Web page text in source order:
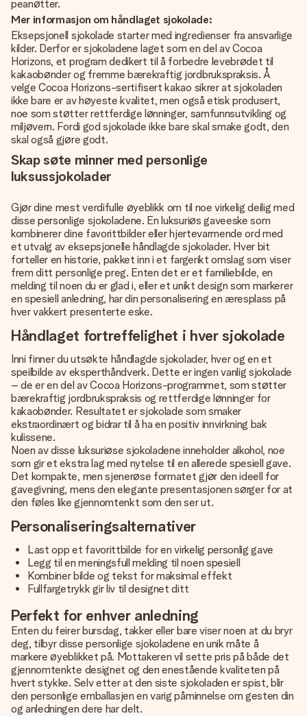
peanøtter.
Mer informasjon om håndlaget sjokolade:
Eksepsjonell sjokolade starter med ingredienser fra ansvarlige
kilder. Derfor er sjokoladene laget som en del av Cocoa
Horizons, et program dedikert til å forbedre levebrødet til
kakaobønder og fremme bærekraftig jordbrukspraksis. Å
velge Cocoa Horizons-sertifisert kakao sikrer at sjokoladen
ikke bare er av høyeste kvalitet, men også etisk produsert,
noe som støtter rettferdige lønninger, samfunnsutvikling og
miljøvern. Fordi god sjokolade ikke bare skal smake godt, den
skal også gjøre godt.
Skap søte minner med personlige
luksussjokolader
Gjør dine mest verdifulle øyeblikk om til noe virkelig deilig med
disse personlige sjokoladene. En luksuriøs gaveeske som
kombinerer dine favorittbilder eller hjertevarmende ord med
et utvalg av eksepsjonelle håndlagde sjokolader. Hver bit
forteller en historie, pakket inn i et fargerikt omslag som viser
frem ditt personlige preg. Enten det er et familiebilde, en
melding til noen du er glad i, eller et unikt design som markerer
en spesiell anledning, har din personalisering en æresplass på
hver vakkert presenterte eske.
Håndlaget fortreffelighet i hver sjokolade
Inni finner du utsøkte håndlagde sjokolader, hver og en et
speilbilde av eksperthåndverk. Dette er ingen vanlig sjokolade
– de er en del av Cocoa Horizons-programmet, som støtter
bærekraftig jordbrukspraksis og rettferdige lønninger for
kakaobønder. Resultatet er sjokolade som smaker
ekstraordinært og bidrar til å ha en positiv innvirkning bak
kulissene.
Noen av disse luksuriøse sjokoladene inneholder alkohol, noe
som gir et ekstra lag med nytelse til en allerede spesiell gave.
Det kompakte, men sjenerøse formatet gjør den ideell for
gavegivning, mens den elegante presentasjonen sørger for at
den føles like gjennomtenkt som den ser ut.
Personaliseringsalternativer
Last opp et favorittbilde for en virkelig personlig gave
Legg til en meningsfull melding til noen spesiell
Kombiner bilde og tekst for maksimal effekt
Fullfargetrykk gir liv til designet ditt
Perfekt for enhver anledning
Enten du feirer bursdag, takker eller bare viser noen at du bryr
deg, tilbyr disse personlige sjokoladene en unik måte å
markere øyeblikket på. Mottakeren vil sette pris på både det
gjennomtenkte designet og den enestående kvaliteten på
hvert stykke. Selv etter at den siste sjokoladen er spist, blir
den personlige emballasjen en varig påminnelse om gesten din
og anledningen dere har delt.